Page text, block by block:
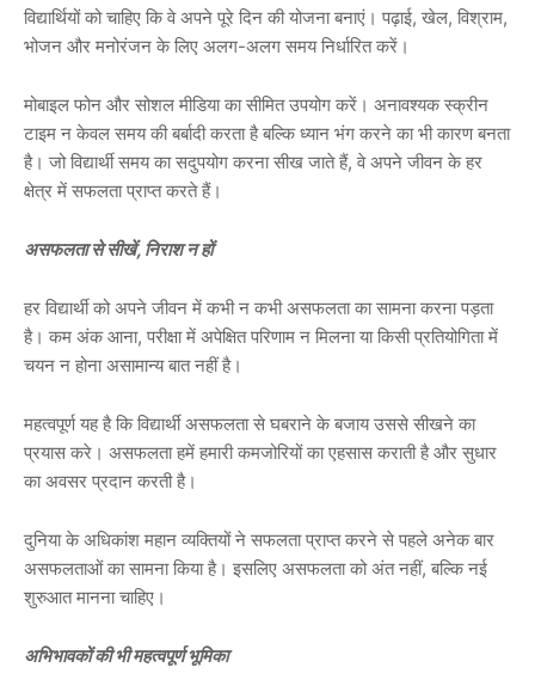
विद्यार्थियों को चाहिए कि वे अपने पूरे दिन की योजना बनाएं। पढ़ाई, खेल, विश्राम,
भोजन और मनोरंजन के लिए अलग-अलग समय निर्धारित करें।
मोबाइल फोन और सोशल मीडिया का सीमित उपयोग करें। अनावश्यक स्क्रीन
टाइम न केवल समय की बर्बादी करता है बल्कि ध्यान भंग करने का भी कारण बनता
है। जो विद्यार्थी समय का सदुपयोग करना सीख जाते हैं, वे अपने जीवन के हर
क्षेत्र में सफलता प्राप्त करते हैं।
असफलता से सीखें, निराश न हों
हर विद्यार्थी को अपने जीवन में कभी न कभी असफलता का सामना करना पड़ता
है। कम अंक आना, परीक्षा में अपेक्षित परिणाम न मिलना या किसी प्रतियोगिता में
चयन न होना असामान्य बात नहीं है।
महत्वपूर्ण यह है कि विद्यार्थी असफलता से घबराने के बजाय उससे सीखने का
प्रयास करे। असफलता हमें हमारी कमजोरियों का एहसास कराती है और सुधार
का अवसर प्रदान करती है।
दुनिया के अधिकांश महान व्यक्तियों ने सफलता प्राप्त करने से पहले अनेक बार
असफलताओं का सामना किया है। इसलिए असफलता को अंत नहीं, बल्कि नई
शुरुआत मानना चाहिए।
अभिभावकों की भी महत्वपूर्ण भूमिका